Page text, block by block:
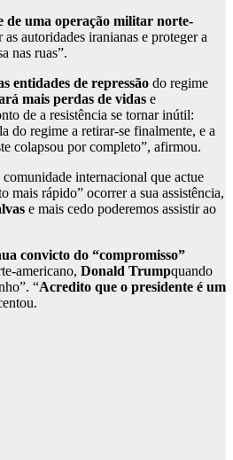
de uma operação militar norte-
as autoridades iranianas e proteger a
nas ruas”.
entidades de repressão do regime
mais perdas de vidas e
de a resistência se tornar inútil:
do regime a retirar-se finalmente, e a
colapsou por completo”, afirmou.
comunidade internacional que actue
mais rápido” ocorrer a sua assistência,
e mais cedo poderemos assistir ao
convicto do “compromisso”
americano, Donald Trumpquando
“Acredito que o presidente é um